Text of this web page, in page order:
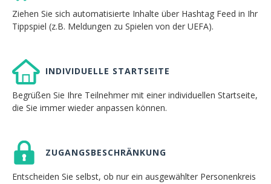
Ziehen Sie sich automatisierte Inhalte über Hashtag Feed in Ihr
Tippspiel (z.B. Meldungen zu Spielen von der UEFA).
INDIVIDUELLE STARTSEITE
Begrüßen Sie Ihre Teilnehmer mit einer individuellen Startseite,
die Sie immer wieder anpassen können.
ZUGANGSBESCHRÄNKUNG
Entscheiden Sie selbst, ob nur ein ausgewählter Personenkreis